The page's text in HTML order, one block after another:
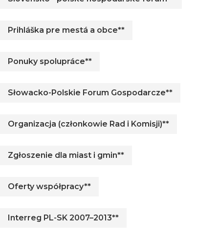
Prihláška pre mestá a obce**
Ponuky spolupráce**
Słowacko-Polskie Forum Gospodarcze**
Organizacja (członkowie Rad i Komisji)**
Zgłoszenie dla miast i gmin**
Oferty współpracy**
Interreg PL-SK 2007–2013**